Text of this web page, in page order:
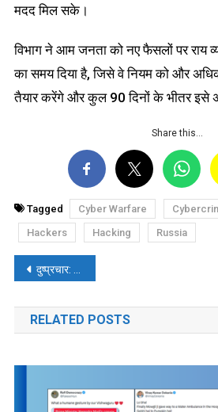
मदद मिल सके।
विभाग ने आम जनता को नए फैसलों पर राय
का समय दिया है, जिसे वे नियम को और
तैयार करेंगे और कुल 90 दिनों के भीतर इसे
Share this…
Tagged Cyber Warfare
Hackers
Hacking Russia
पोस्ट
नेविगेशन
दुष्प्रचार: समाज के लिए एक अभिशाप
RELATED POSTS